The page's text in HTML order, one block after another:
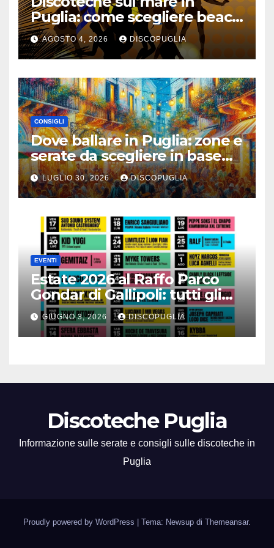
Puglia: come scegliere beach
club e locali panoramici
AGOSTO 4, 2026 DISCOPUGLIA
CONSIGLI
Dove ballare in Puglia: zone e
serate da scegliere in base
alla vacanza
LUGLIO 30, 2026 DISCOPUGLIA
EVENTI
Estate 2026 al Raffo Parco
Gondar di Gallipoli: tutti gli
eventi da non perdere!
GIUGNO 3, 2026 DISCOPUGLIA
Discoteche Puglia
Informazione sulle serate e consigli sulle discoteche in
Puglia
Proudly powered by WordPress Tema: Newsup di Themeansar.